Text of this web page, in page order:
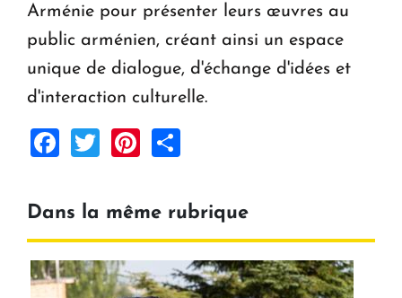
Arménie pour présenter leurs œuvres au
public arménien, créant ainsi un espace
unique de dialogue, d'échange d'idées et
d'interaction culturelle.
Facebook
TwitterPinterest
Dans la même rubrique